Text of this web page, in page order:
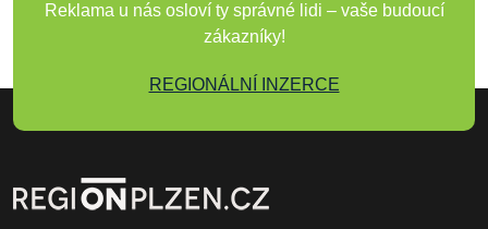
Reklama u nás osloví ty správné lidi – vaše budoucí
zákazníky!
REGIONÁLNÍ INZERCE